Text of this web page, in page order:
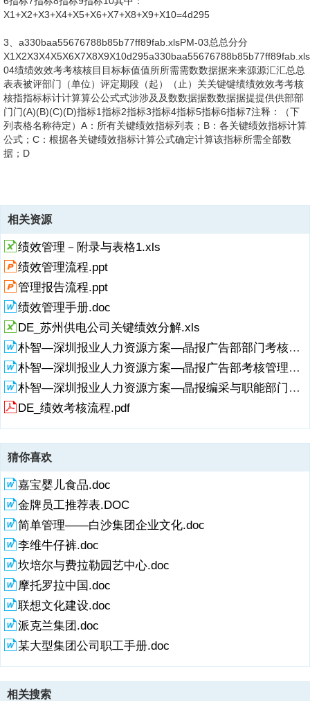
X1+X2+X3+X4+X5+X6+X7+X8+X9+X10=4d295
3、a330baa55676788b85b77ff89fab.xlsPM-03总总分分
04绩绩效效考考核核目目标标值值所所需需数数据据来来源源汇汇总总
表表被评部门（单位）评定期段（起）（止）关关键键绩绩效效考考核
核指指标标计计算算公公式式涉涉及及数数据据数数据据提提供供部部
门门(A)(B)(C)(D)指标1指标2指标3指标4指标5指标6指标7注释：（下
列表格名称待定）A：所有关键绩效指标列表；B：各关键绩效指标计算
公式；C：根据各关键绩效指标计算公式确定计算该指标所需全部数
据；D
或文文件件(E)（起）（止）
d295a330baa55676788b85b77ff89fab.xlsPM-05关关键键绩绩效效指
指标标目目标标值值设设定定工工作作表表被评部门（单位）评定期段
考考核核指指标标历历史史数数据据最最佳佳实实践践借借鉴鉴数数据
据预预算算目目标标1月2月3月4月5月6月7月8月9月10月11月12月合
计(A)(B)指标1指标2指标3指标4指标5注释：（下列表格名称待定）A：
取自绩效指标汇总表；B：取自公司历年最佳运作指标
05（起）（止）设设定定的的目目标标值值
(C)d295a330baa55676788b85b77ff89fab.xlsPM-06关关键键绩绩效
效指指标标目目标标值值设设定定调调整整表表被评部门（单位）评定
期段关关键键绩绩效效指指标标历历史史数数据据参参考考数数据据预
预算算目目标标值值1月2月3月4月5月6月合计上一年度同期数据原定
(A)(B)(C)(D)(E)指标1指标2指标3指标4指标5注释：（下列表格名称待
定）A：取自关键绩效指标汇总表；B
部门最佳实践统计表；D：取自根据预算计算出的绩效指标；E：原定
的全年目标值F：根据公司战略以及数据变化趋势，调整设定年度目标
值。d295a330baa55676788b85b77ff89fab.xlsPM-06更改后(F)目目标
标值值d295a330baa55676788b85b77ff89fab.xlsPM-07关关键键绩绩
效效指指标标考考核核表表被评部门（单位）评定期段（起）（止）关
关键键绩绩效效考考核核指指标标计计算算公公式式数数据据来来源源
目目标标值值实实际际发发生生值值差差异异绝绝对对数数差差异异相
相对对数数指指标标核核定定得得分分指标1指标2指标3合计备注（对
于差异原因的说明和采取行动的简述）：其中：a为分数核定系数。
d295a330baa55676788b85b77ff89fab.xlsPM-07加加权权得得分分
相关资源
绩效管理－附录与表格1.xls
绩效管理流程.ppt
管理报告流程.ppt
绩效管理手册.doc
DE_苏州供电公司关键绩效分解.xls
朴智—深圳报业人力资源方案—晶报广告部部门考核管理办法.doc
朴智—深圳报业人力资源方案—晶报广告部考核管理办法.doc
朴智—深圳报业人力资源方案—晶报编采与职能部门考核管理办法.doc
DE_绩效考核流程.pdf
猜你喜欢
嘉宝婴儿食品.doc
金牌员工推荐表.DOC
简单管理——白沙集团企业文化.doc
李维牛仔裤.doc
坎培尔与费拉勒园艺中心.doc
摩托罗拉中国.doc
联想文化建设.doc
派克兰集团.doc
某大型集团公司职工手册.doc
相关搜索